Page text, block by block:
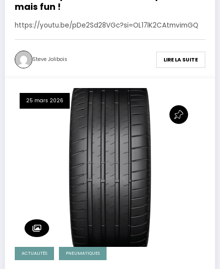
mais fun !
https://youtu.be/pDe2Sd28VGc?si=OL17lK2CAtmvimGQ
Steve Jolibois LIRE LA SUITE
25 mars 2026
ACTUALITÉS PNEUMATIQUES